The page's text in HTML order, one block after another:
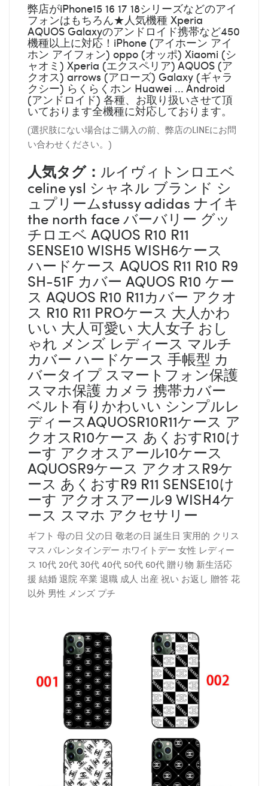
弊店がiPhone15 16 17 18シリーズなどのアイ
フォンはもちろん★人気機種 Xperia
AQUOS Galaxyのアンドロイド携帯など450
機種以上に対応！iPhone (アイホーン アイ
ホン アイフォン) oppo (オッポ) Xiaomi (シ
ャオミ) Xperia (エクスペリア) AQUOS (ア
クオス) arrows (アローズ) Galaxy (ギャラ
クシー) らくらくホン Huawei ... Android
(アンドロイド) 各種、お取り扱いさせて頂
いております全機種に対応しております。
(選択肢にない場合はご購入の前、弊店のLINEにお問
い合わせください。)
人気タグ： ルイヴィトンロエベ
celine ysl シャネル ブランド シ
ュプリームstussy adidas ナイキ
the north face バーバリー グッ
チロエベ AQUOS R10 R11
SENSE10 WISH5 WISH6ケース
ハードケース AQUOS R11 R10 R9
SH-51F カバー AQUOS R10 ケー
ス AQUOS R10 R11カバー アクオ
ス R10 R11 PROケース 大人かわ
いい 大人可愛い 大人女子 おし
ゃれ メンズ レディース マルチ
カバー ハードケース 手帳型 カ
バータイプ スマートフォン保護
スマホ保護 カメラ 携帯カバー
ベルト有りかわいい シンプルレ
ディースAQUOSR10R11ケース ア
クオスR10ケース あくおすR10け
ーす アクオスアール10ケース
AQUOSR9ケース アクオスR9ケ
ース あくおすR9 R11 SENSE10け
ーす アクオスアール9 WISH4ケ
ース スマホ アクセサリー
ギフト 母の日 父の日 敬老の日 誕生日 実用的 クリス
マス バレンタインデー ホワイトデー 女性 レディー
ス 10代 20代 30代 40代 50代 60代 贈り物 新生活応
援 結婚 退院 卒業 退職 成人 出産 祝い お返し 贈答 花
以外 男性 メンズ プチ